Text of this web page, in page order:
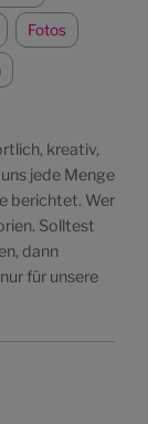
Fotos
kreativ,
jede Menge
berichtet. Wer
Solltest
dann
für unsere